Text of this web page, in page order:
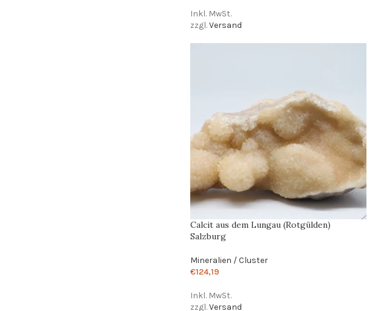
Inkl. MwSt.
zzgl.Versand
Calcit aus dem Lungau (Rotgülden)
Salzburg
Mineralien / Cluster
€124,19
Inkl. MwSt.
zzgl.Versand